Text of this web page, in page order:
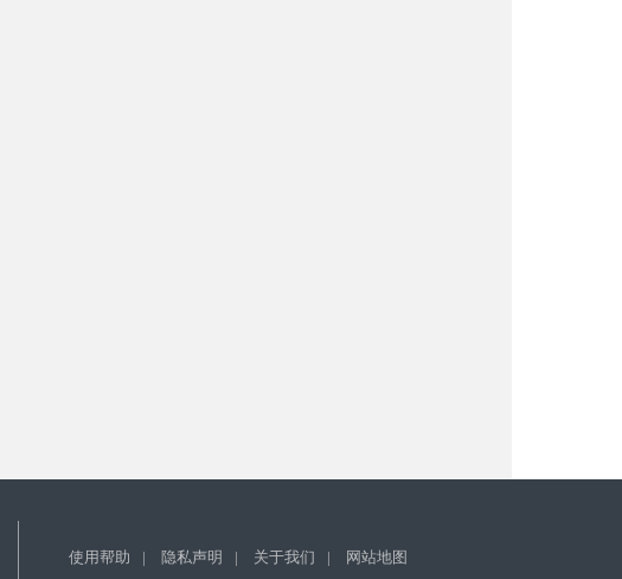
使用帮助 | 隐私声明 | 关于我们 | 网站地图